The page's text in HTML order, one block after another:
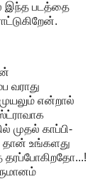
இந்த படத்தை
வராது
என்றால்
முதல் காப்பி-
தான் உங்களது